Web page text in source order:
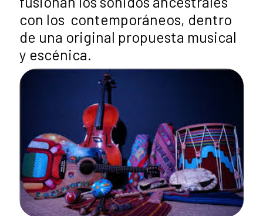
con los contemporáneos, dentro
de una original propuesta musical
y escénica.